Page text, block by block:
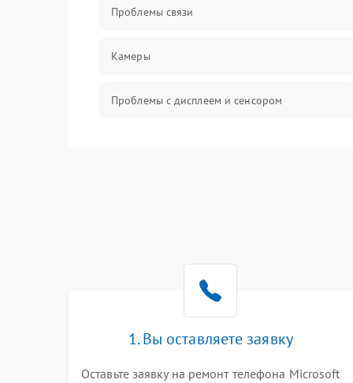
Проблемы связи
Камеры
Проблемы с дисплеем и сенсором
1. Вы оставляете заявку
Оставьте заявку на ремонт телефона Microsoft